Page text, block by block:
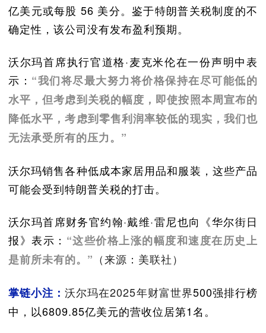
亿美元或每股 56 美分。鉴于特朗普关税制度的不
确定性，该公司没有发布盈利预期。
沃尔玛首席执行官道格·麦克米伦在一份声明中表
示： “我们将尽最大努力将价格保持在尽可能低的
水平，但考虑到关税的幅度，即使按照本周宣布的
降低水平，考虑到零售利润率较低的现实，我们也
无法承受所有的压力。”
沃尔玛销售各种低成本家居用品和服装，这些产品
可能会受到特朗普关税的打击。
沃尔玛首席财务官约翰·戴维·雷尼也向《华尔街日
报》表示： “这些价格上涨的幅度和速度在历史上
是前所未有的。” （来源：美联社）
掌链小注：沃尔玛在2025年财富世界500强排行榜
中，以6809.85亿美元的营收位居第1名。